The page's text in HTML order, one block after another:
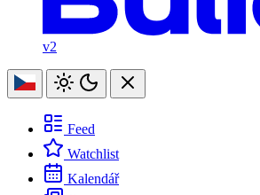
v2
Feed
Watchlist
Kalendář